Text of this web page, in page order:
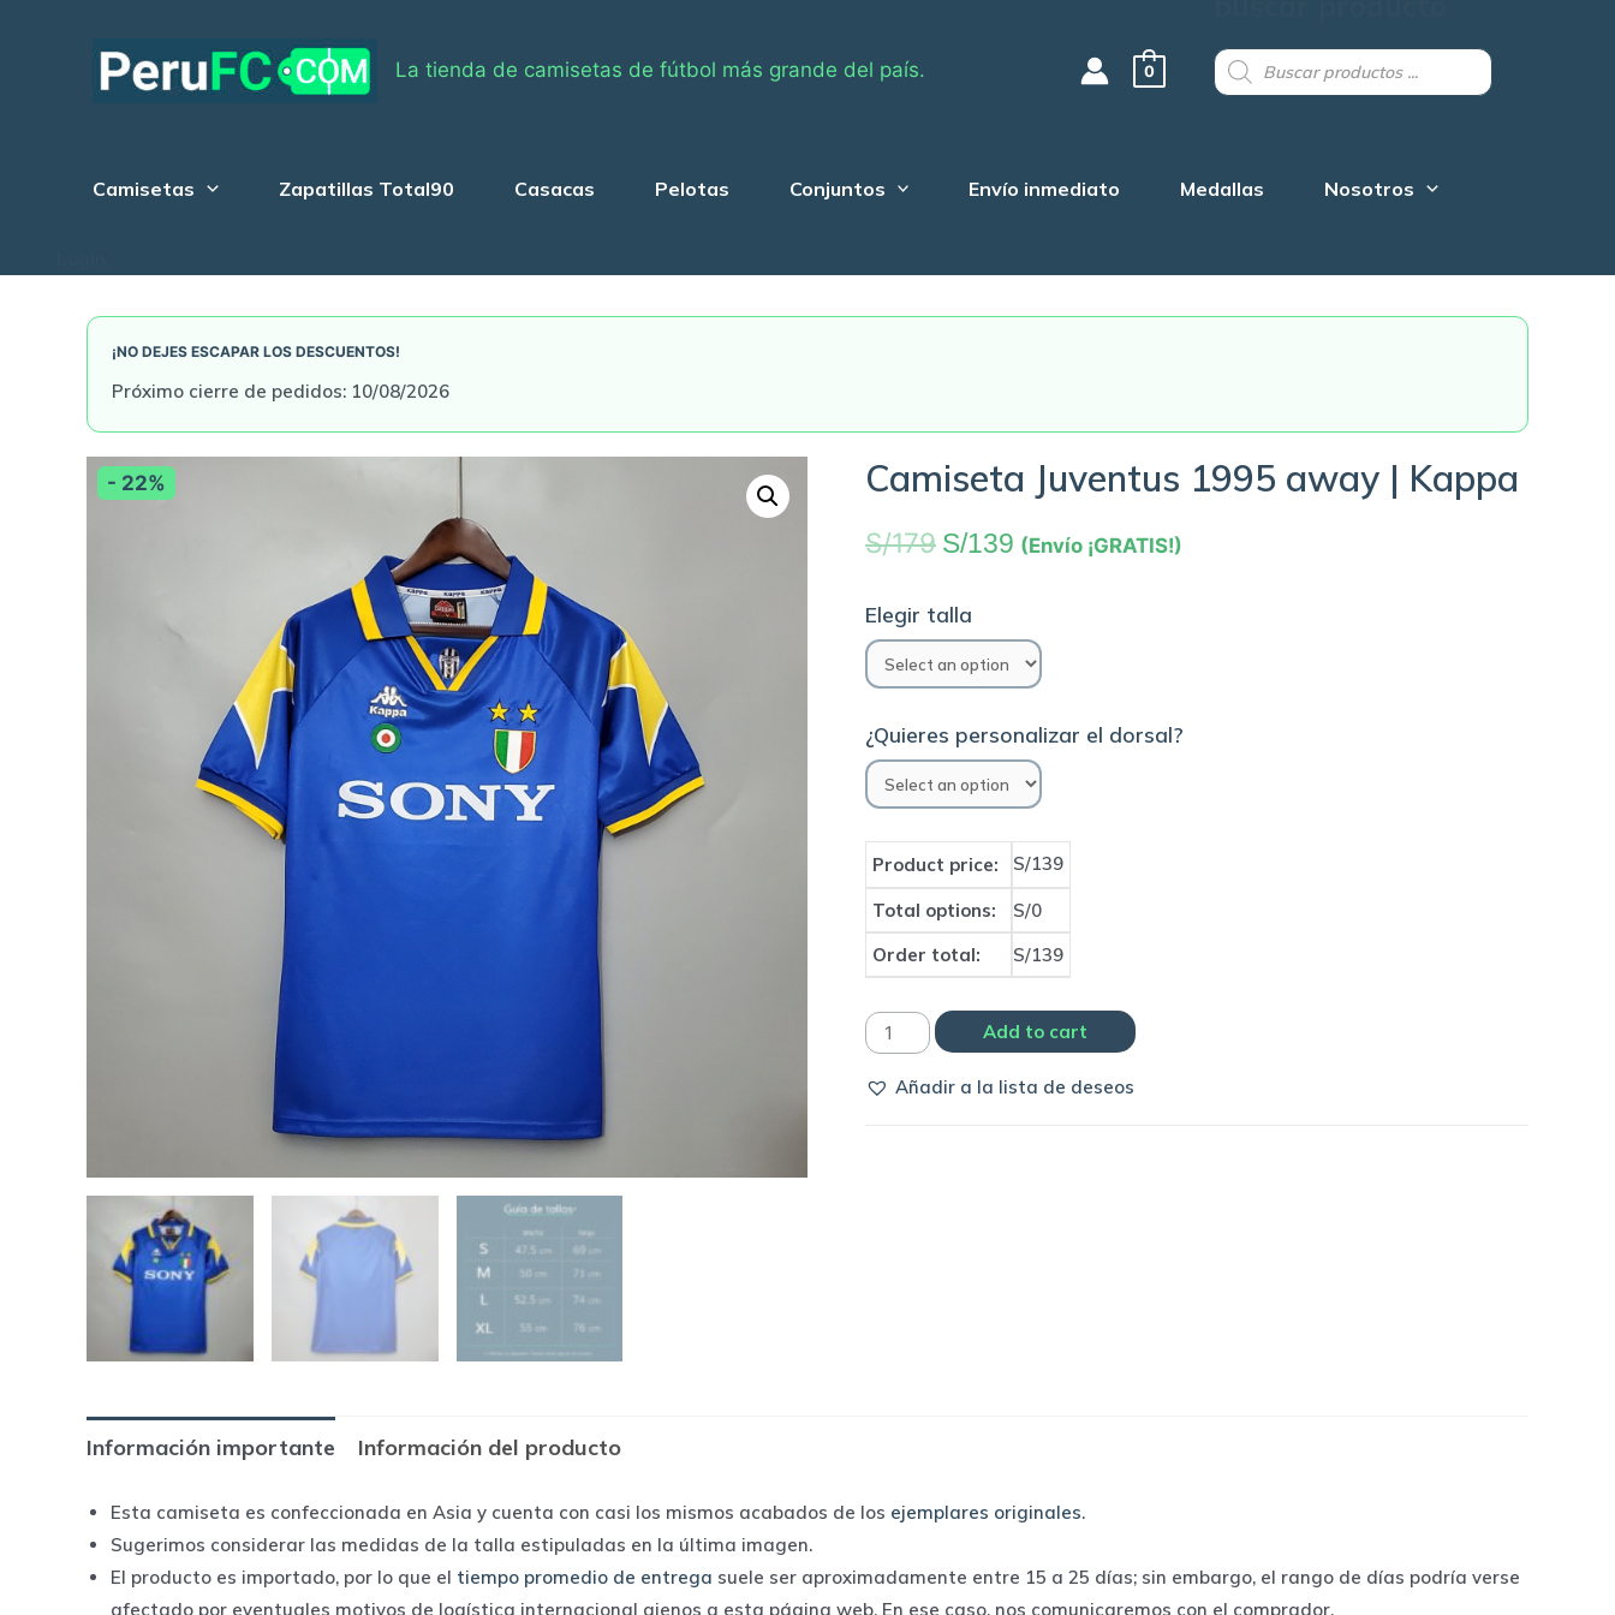
La tienda de camisetas de fútbol más grande del país. 0
Products
search
Camisetas Zapatillas Total90 Casacas Pelotas Conjuntos Envío inmediato Medallas Nosotros
¡NO DEJES ESCAPAR LOS DESCUENTOS!
Próximo cierre de pedidos: 10/08/2026
- 22% Camiseta Juventus 1995 away | Kappa
S/179 S/139 (Envío ¡GRATIS!)
Elegir talla
¿Quieres personalizar el dorsal?
Product price: S/139
Total options:
S/0
Order total:
S/139
Camiseta
1995
Add to cart
Añadir a la lista de deseos
Información importante Información del producto
Esta camiseta es confeccionada en Asia y cuenta con casi los mismos acabados de los ejemplares originales.
Sugerimos considerar las medidas de la talla estipuladas en la última imagen.
El producto es importado, por lo que el tiempo promedio de entrega suele ser aproximadamente entre 15 a 25 días; sin embargo, el rango de días podría verse
afectado por eventuales motivos de logística internacional ajenos a esta página web. En ese caso, nos comunicaremos con el comprador.